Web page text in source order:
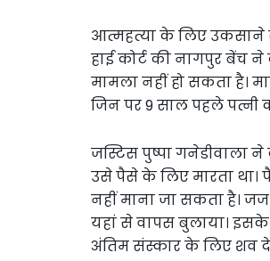
आत्महत्या के लिए उकसाने
हाई कोर्ट की नागपुर बेंच
मामला नहीं हो सकता है।
जिन पर 9 साल पहले
जस्टिस पुष्पा गनेडीवाला
उसे पैसे के लिए मारता था।
नहीं माना जा सकता है।
यहां से वापस बुलाया।
अंतिम संस्कार के लिए शव